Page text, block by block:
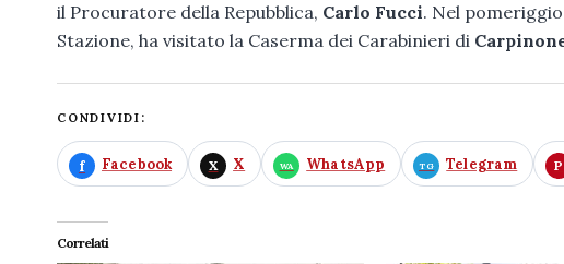
il Procuratore della Repubblica, Carlo Fucci. Nel
Stazione, ha visitato la Caserma dei Carabinieri di
CONDIVIDI:
Facebook X WhatsApp Telegram
Correlati